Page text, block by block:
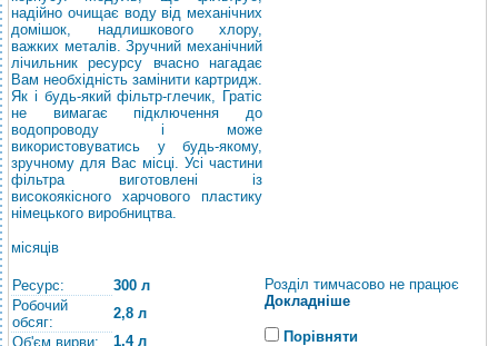
надійно очищає воду від механічних
домішок, надлишкового хлору,
важких металів. Зручний механічний
лічильник ресурсу вчасно нагадає
Вам необхідність замінити картридж.
Як і будь-який фільтр-глечик, Гратіс
не вимагає підключення до
водопроводу і може
використовуватись у будь-якому,
зручному для Вас місці. Усі частини
фільтра виготовлені із
високоякісного харчового пластику
німецького виробництва.
місяців
Ресурс:
300 л
Робочий
обсяг:
2,8 л
Об'єм вирви:
1,4 л
Розділ тимчасово не працює
Докладніше
Порівняти